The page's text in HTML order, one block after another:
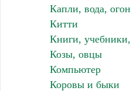
Капли, вода,
Китти
Книги,
Козы, овцы
Компьютер
Коровы и быки